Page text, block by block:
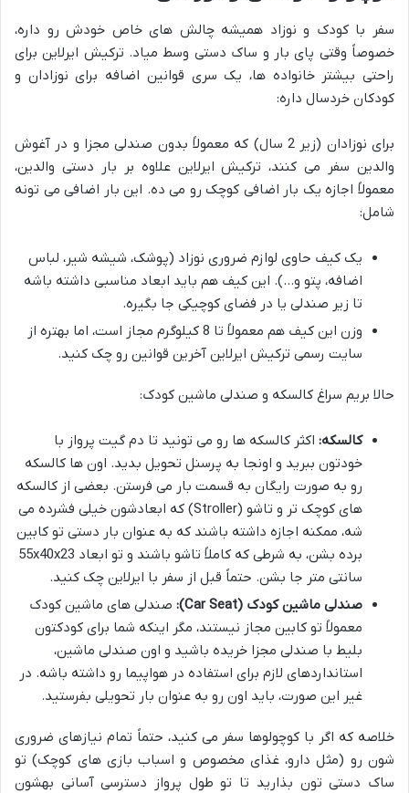
سفر با کودک و نوزاد همیشه چالش های خاص خودش رو داره،
خصوصاً وقتی پای بار و ساک دستی وسط میاد. ترکیش ایرلاین برای
راحتی بیشتر خانواده ها، یک سری قوانین اضافه برای نوزادان و
کودکان خردسال داره:
برای نوزادان (زیر 2 سال) که معمولاً بدون صندلی مجزا و در آغوش
والدین سفر می کنند، ترکیش ایرلاین علاوه بر بار دستی والدین،
معمولاً اجازه یک بار اضافی کوچک رو می ده. این بار اضافی می تونه
شامل:
یک کیف حاوی لوازم ضروری نوزاد (پوشک، شیشه شیر، لباس
اضافه، پتو و…). این کیف هم باید ابعاد مناسبی داشته باشه
تا زیر صندلی یا در فضای کوچیکی جا بگیره.
وزن این کیف هم معمولاً تا 8 کیلوگرم مجاز است، اما بهتره از
سایت رسمی ترکیش ایرلاین آخرین قوانین رو چک کنید.
حالا بریم سراغ کالسکه و صندلی ماشین کودک:
کالسکه: اکثر کالسکه ها رو می تونید تا دم گیت پرواز با
خودتون ببرید و اونجا به پرسنل تحویل بدید. اون ها کالسکه
رو به صورت رایگان به قسمت بار می فرستن. بعضی از کالسکه
های کوچک تر و تاشو (Stroller) که ابعادشون خیلی فشرده می
شه، ممکنه اجازه داشته باشند که به عنوان بار دستی تو کابین
برده بشن، به شرطی که کاملاً تاشو باشند و تو ابعاد 55x40x23
سانتی متر جا بشن. حتماً قبل از سفر با ایرلاین چک کنید.
صندلی ماشین کودک (Car Seat):
صندلی های ماشین کودک
معمولاً تو کابین مجاز نیستند، مگر اینکه شما برای کودکتون
بلیط با صندلی مجزا خریده باشید و اون صندلی ماشین،
استانداردهای لازم برای استفاده در هواپیما رو داشته باشه. در
غیر این صورت، باید اون رو به عنوان بار تحویلی بفرستید.
خلاصه که اگر با کوچولوها سفر می کنید، حتماً تمام نیازهای ضروری
شون رو (مثل دارو، غذای مخصوص و اسباب بازی های کوچک) تو
ساک دستی تون بذارید تا تو طول پرواز دسترسی آسانی بهشون